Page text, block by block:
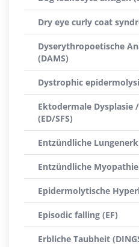
Dry eye curly coat
Dyserythropoetische
(DAMS)
Dystrophic
Ektodermale
(ED/SFS)
Entzündliche
Entzündliche
Epidermolytische
Episodic falling (EF)
Erbliche Taubheit